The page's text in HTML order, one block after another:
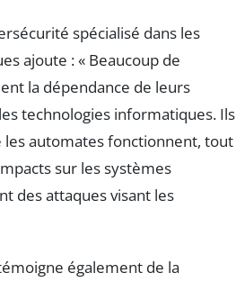
spécialisé dans les
ajoute : « Beaucoup de
la dépendance de leurs
technologies informatiques. Ils
les automates fonctionnent, tout
sur les systèmes
des attaques visant les
également de la